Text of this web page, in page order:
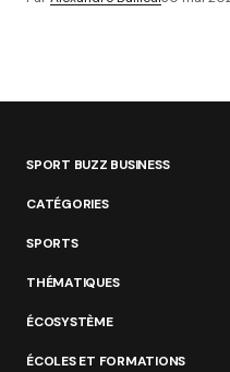
SPORT BUZZ BUSINESS
CATÉGORIES
SPORTS
THÉMATIQUES
ÉCOSYSTÈME
ÉCOLES ET FORMATIONS